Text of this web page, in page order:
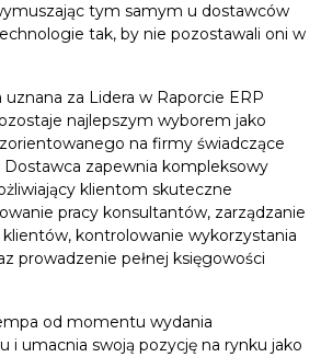
tym samym u dostawców
tak, by nie pozostawali oni w
uznana za Lidera w Raporcie ERP
najlepszym wyborem jako
na firmy świadczące
Dostawca zapewnia kompleksowy
klientom skuteczne
pracy konsultantów, zarządzanie
kontrolowanie wykorzystania
prowadzenie pełnej księgowości
od momentu wydania
i umacnia swoją pozycję na rynku jako